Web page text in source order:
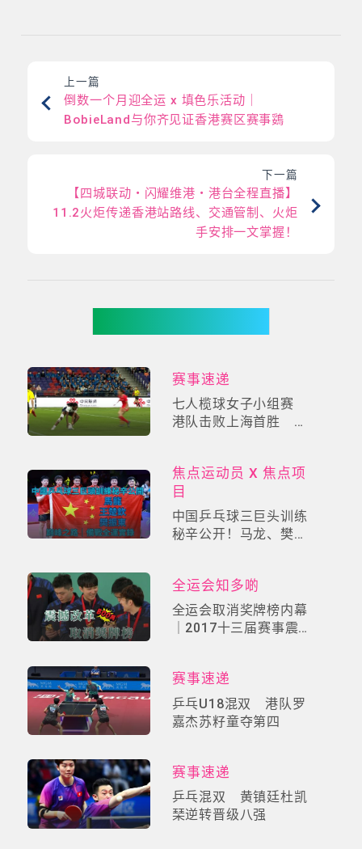
上一篇
倒数一个月迎全运 x 填色乐活动｜
BobieLand与你齐见证香港赛区赛事鵎
下一篇
【四城联动・闪耀维港・港台全程直播】
11.2火炬传递香港站路线、交通管制、火炬
手安排一文掌握！
赛事速递
七人榄球女子小组赛
港队击败上海首胜 落
焦点运动员 X 焦点项
目
中国乒乓球三巨头训练
秘辛公开！马龙、樊振
全运会知多啲
全运会取消奖牌榜内幕
｜2017十三届赛事震撼
赛事速递
乒乓U18混双 港队罗
嘉杰苏籽童夺第四
赛事速递
乒乓混双 黄镇廷杜凯
琹逆转晋级八强